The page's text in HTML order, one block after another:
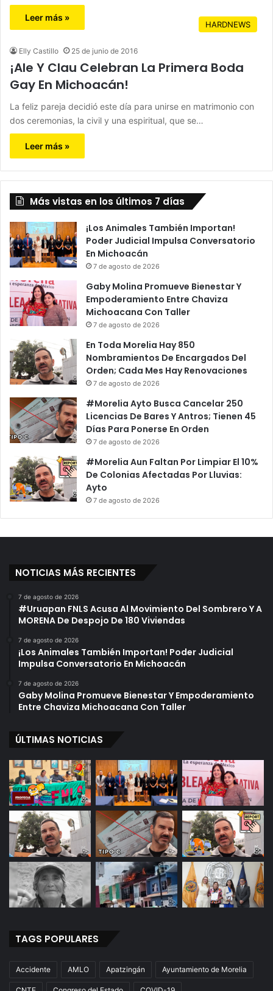
Leer más »
HARDNEWS
Elly Castillo 25 de junio de 2016
¡Ale Y Clau Celebran La Primera Boda
Gay En Michoacán!
La feliz pareja decidió este día para unirse en matrimonio con
dos ceremonias, la civil y una espiritual, que se…
Leer más »
Más vistas en los últimos 7 días
¡Los Animales También Importan!
Poder Judicial Impulsa Conversatorio
En Michoacán
7 de agosto de 2026
Gaby Molina Promueve Bienestar Y
Empoderamiento Entre Chaviza
Michoacana Con Taller
7 de agosto de 2026
En Toda Morelia Hay 850
Nombramientos De Encargados Del
Orden; Cada Mes Hay Renovaciones
7 de agosto de 2026
#Morelia Ayto Busca Cancelar 250
Licencias De Bares Y Antros; Tienen 45
Días Para Ponerse En Orden
7 de agosto de 2026
#Morelia Aun Faltan Por Limpiar El 10%
De Colonias Afectadas Por Lluvias:
Ayto
7 de agosto de 2026
NOTICIAS MÁS RECIENTES
7 de agosto de 2026
#Uruapan FNLS Acusa Al Movimiento Del Sombrero Y A
MORENA De Despojo De 180 Viviendas
7 de agosto de 2026
¡Los Animales También Importan! Poder Judicial
Impulsa Conversatorio En Michoacán
7 de agosto de 2026
Gaby Molina Promueve Bienestar Y Empoderamiento
Entre Chaviza Michoacana Con Taller
ÚLTIMAS NOTICIAS
TAGS POPULARES
Accidente AMLO Apatzingán Ayuntamiento de Morelia